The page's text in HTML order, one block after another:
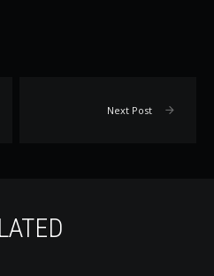
Next Post